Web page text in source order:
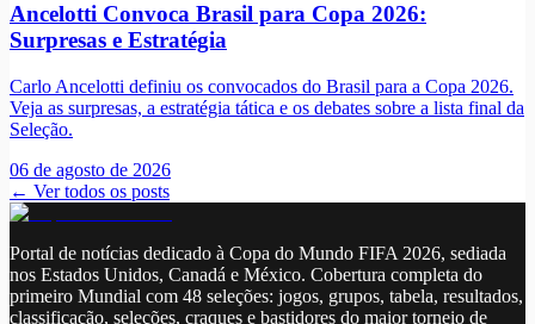
Ancelotti Convoca Brasil para Copa 2026:
Surpresas e Estratégia
Carlo Ancelotti definiu os convocados do Brasil para a Copa 2026.
Veja as surpresas, a estratégia tática e os debates sobre a lista final da
Seleção.
06 de agosto de 2026
← Ver todos os posts
Portal de notícias dedicado à Copa do Mundo FIFA 2026, sediada
nos Estados Unidos, Canadá e México. Cobertura completa do
primeiro Mundial com 48 seleções: jogos, grupos, tabela, resultados,
classificação, seleções, craques e bastidores do maior torneio de